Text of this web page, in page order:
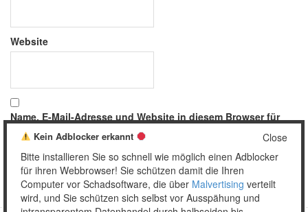
Website
Name, E-Mail-Adresse und Website in diesem Browser für
meinen nächsten Kommentar speichern.
Close
Kein Adblocker erkannt
Bitte installieren Sie so schnell wie möglich einen Adblocker
für ihren Webbrowser! Sie schützen damit die Ihren
Computer vor Schadsoftware, die über Malvertising verteilt
wird, und Sie schützen sich selbst vor Ausspähung und